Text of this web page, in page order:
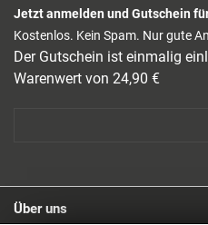
Jetzt anmelden und Gutschein
Kostenlos. Kein Spam. Nur gute
Der Gutschein ist einmalig
Warenwert von 24,90 €
Über uns